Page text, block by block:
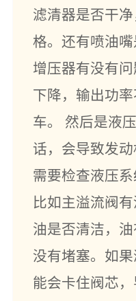
滤清器是否干
格。还有喷油
增压器有没有
下降，输出功
车。 然后是液
话，会导致发
需要检查液压系
比如主溢流阀
油是否清洁，
没有堵塞。如
能会卡住阀芯